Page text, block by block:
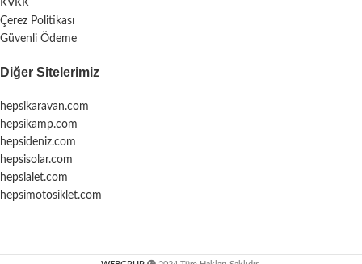
KVKK
Çerez Politikası
Güvenli Ödeme
Diğer Sitelerimiz
hepsikaravan.com
hepsikamp.com
hepsideniz.com
hepsisolar.com
hepsialet.com
hepsimotosiklet.com